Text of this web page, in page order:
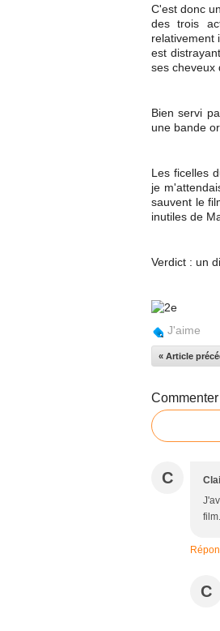
C'est donc
des trois
relativement
est
ses cheveux
Bien servi
une bande
Les ficelles
je
sauvent le
inutiles de
Verdict : un
J'aime
« Article
C
film.
C